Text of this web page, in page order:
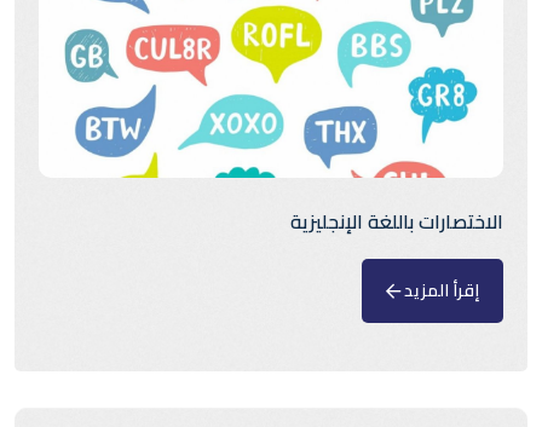
الاختصارات باللغة الإنجليزية
إقرأ المزيد